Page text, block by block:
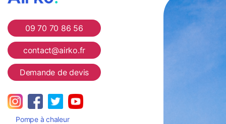
Airko09 70 70 86 56
contact@airko.fr
Demande de devis
Pompe à chaleur